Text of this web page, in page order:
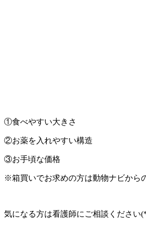
①食べやすい大きさ
②お薬を入れやすい構造
③お手頃な価格
※箱買いでお求めの方は動物ナビから
気になる方は看護師にご相談ください